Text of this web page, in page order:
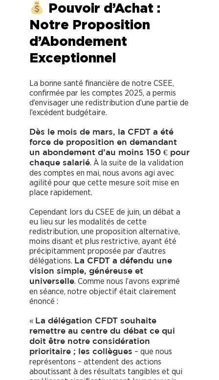
Pouvoir d’Achat :
Notre Proposition
d’Abondement
Exceptionnel
La bonne santé financière de notre CSEE,
confirmée par les comptes 2025, a permis
d’envisager une redistribution d’une partie de
l’excédent budgétaire.
Dès le mois de mars, la CFDT a été
force de proposition en demandant
un abondement d’au moins 150 € pour
chaque salarié. À la suite de la validation
des comptes en mai, nous avons agi avec
agilité pour que cette mesure soit mise en
place rapidement.
Cependant lors du CSEE de juin, un débat a
eu lieu sur les modalités de cette
redistribution, une proposition alternative,
moins disant et plus restrictive, ayant été
précipitamment proposée par d’autres
délégations. La CFDT a défendu une
vision simple, généreuse et
universelle. Comme nous l’avons exprimé
en séance, notre objectif était clairement
énoncé :
« La délégation CFDT souhaite
remettre au centre du débat ce qui
doit être notre considération
prioritaire ; les collègues – que nous
représentons – attendent des actions
aboutissant à des résultats tangibles et qui